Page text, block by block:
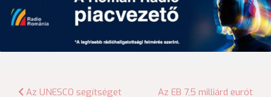
Az UNESCO segítséget
Az EB 7,5 milliárd eurót